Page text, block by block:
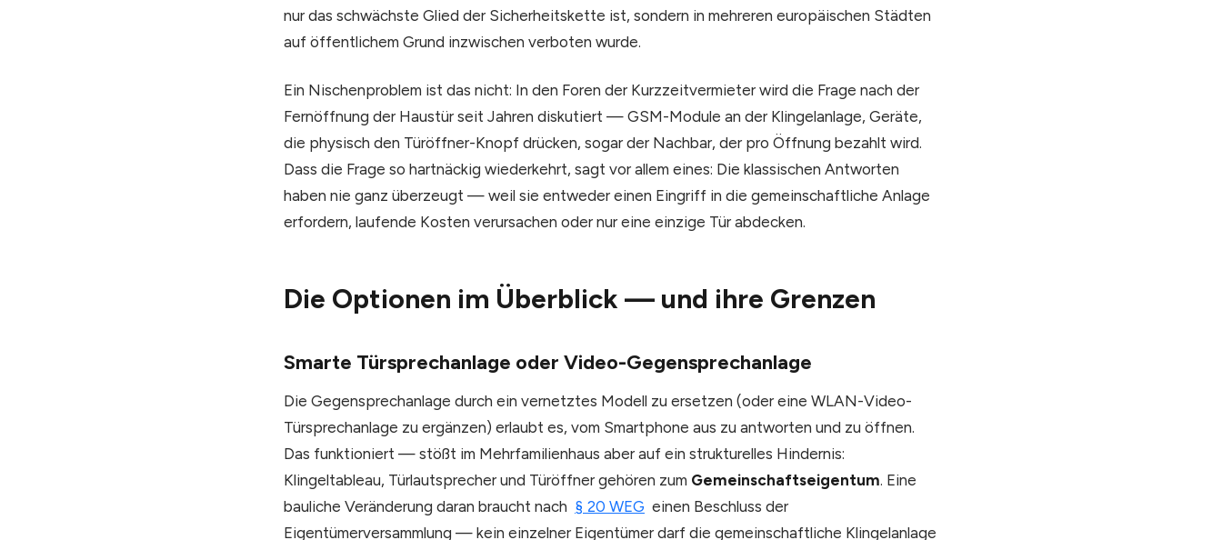
nur das schwächste Glied der Sicherheitskette ist, sondern in mehreren europäischen Städten
auf öffentlichem Grund inzwischen verboten wurde.
Ein Nischenproblem ist das nicht: In den Foren der Kurzzeitvermieter wird die Frage nach der
Fernöffnung der Haustür seit Jahren diskutiert — GSM-Module an der Klingelanlage, Geräte,
die physisch den Türöffner-Knopf drücken, sogar der Nachbar, der pro Öffnung bezahlt wird.
Dass die Frage so hartnäckig wiederkehrt, sagt vor allem eines: Die klassischen Antworten
haben nie ganz überzeugt — weil sie entweder einen Eingriff in die gemeinschaftliche Anlage
erfordern, laufende Kosten verursachen oder nur eine einzige Tür abdecken.
Die Optionen im Überblick — und ihre Grenzen
Smarte Türsprechanlage oder Video-Gegensprechanlage
Die Gegensprechanlage durch ein vernetztes Modell zu ersetzen (oder eine WLAN-Video-
Türsprechanlage zu ergänzen) erlaubt es, vom Smartphone aus zu antworten und zu öffnen.
Das funktioniert — stößt im Mehrfamilienhaus aber auf ein strukturelles Hindernis:
Klingeltableau, Türlautsprecher und Türöffner gehören zum Gemeinschaftseigentum. Eine
bauliche Veränderung daran braucht nach § 20 WEG einen Beschluss der
Eigentümerversammlung — kein einzelner Eigentümer darf die gemeinschaftliche Klingelanlage